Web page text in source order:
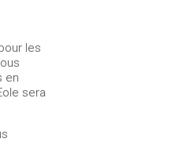
les
en
sera